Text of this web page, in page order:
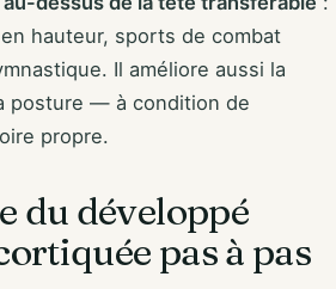
hauteur, sports de combat
Il améliore aussi la
posture — à condition de
propre.
du développé
pas à pas